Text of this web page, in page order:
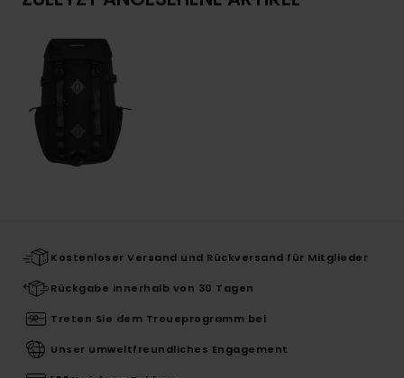
Kostenloser Versand und Rückversand für Mitglieder
Rückgabe innerhalb von 30 Tagen
Treten Sie dem Treueprogramm bei
Unser umweltfreundliches Engagement